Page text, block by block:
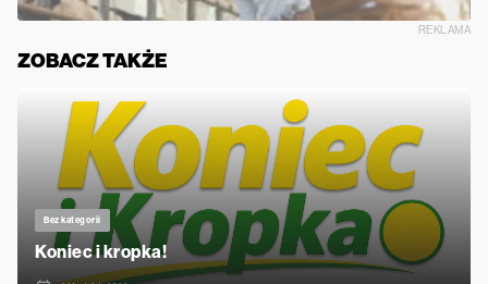
REKLAMA
ZOBACZ TAKŻE
Bez kategorii
Koniec i kropka!